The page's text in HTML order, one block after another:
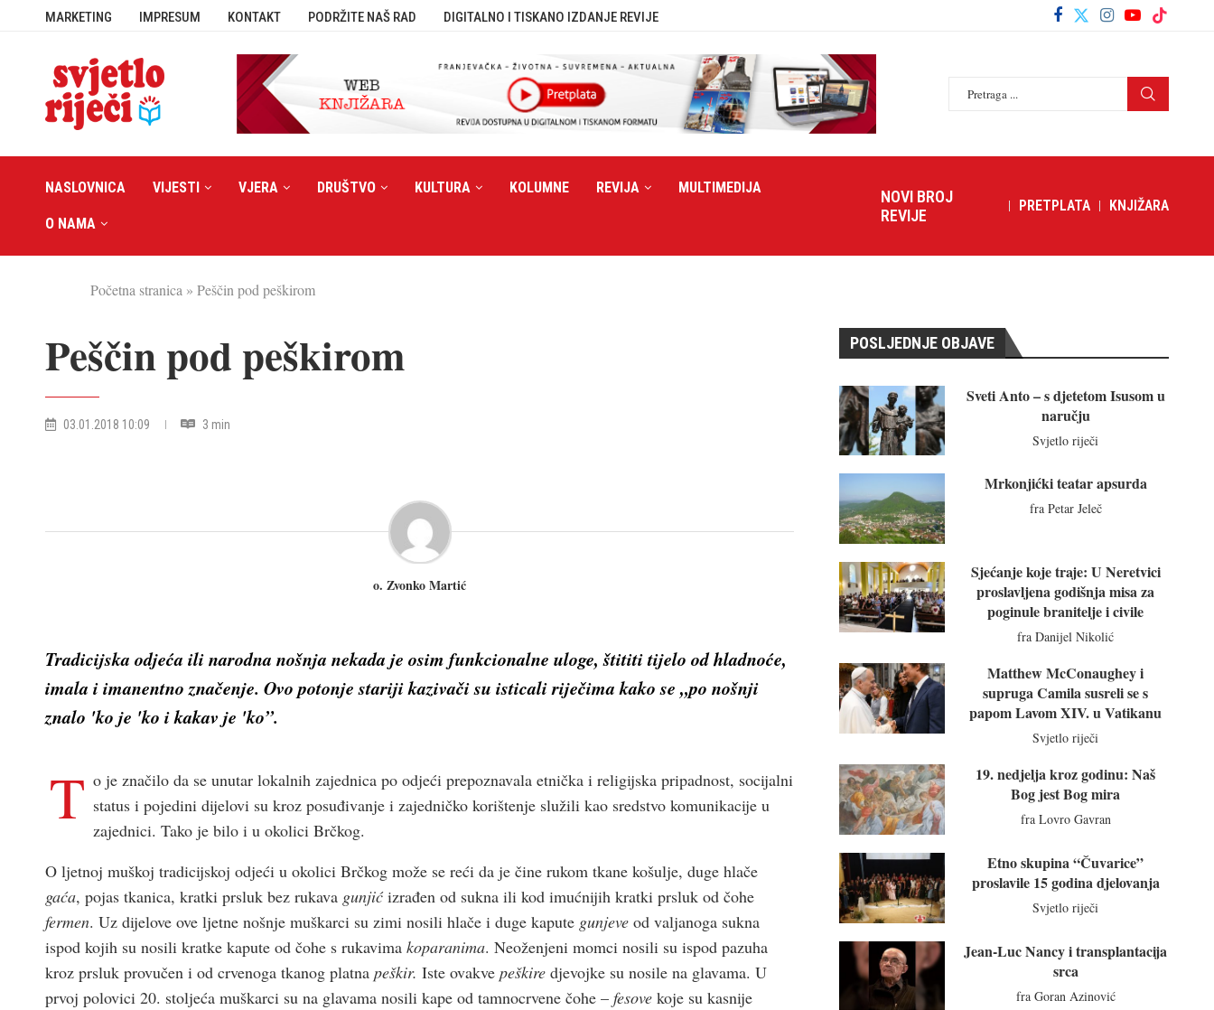
MARKETING IMPRESUM KONTAKT PODRŽITE NAŠ RAD DIGITALNO I TISKANO IZDANJE REVIJE
NASLOVNICA VIJESTI VJERA DRUŠTVO KULTURA KOLUMNE REVIJA MULTIMEDIJA
O NAMA
NOVI BROJ
REVIJE
PRETPLATA KNJIŽARA
Početna stranica » Peščin pod peškirom
Peščin pod peškirom
03.01.2018 10:09 3 min
o. Zvonko Martić
Tradicijska odjeća ili narodna nošnja nekada je osim funkcionalne uloge, štititi tijelo od hladnoće,
imala i imanentno značenje. Ovo potonje stariji kazivači su isticali riječima kako se „po nošnji
znalo 'ko je 'ko i kakav je 'ko”.
T o je značilo da se unutar lokalnih zajednica po odjeći prepoznavala etnička i religijska pripadnost, socijalni
status i pojedini dijelovi su kroz posuđivanje i zajedničko korištenje služili kao sredstvo komunikacije u
zajednici. Tako je bilo i u okolici Brčkog.
O ljetnoj muškoj tradicijskoj odjeći u okolici Brčkog može se reći da je čine rukom tkane košulje, duge hlače
gaća, pojas tkanica, kratki prsluk bez rukava gunjićizrađen od sukna ili kod imućnijih kratki prsluk od čohe
fermen. Uz dijelove ove ljetne nošnje muškarci su zimi nosili hlače i duge kapute gunjeve od valjanoga sukna
ispod kojih su nosili kratke kapute od čohe s rukavima koparanima. Neoženjeni momci nosili su ispod pazuha
kroz prsluk provučen i od crvenoga tkanog platna peškir. Iste ovakve peškire djevojke su nosile na glavama. U
prvoj polovici 20. stoljeća muškarci su na glavama nosili kape od tamnocrvene čohe – fesove koje su kasnije
POSLJEDNJE OBJAVE
Sveti Anto – s djetetom Isusom u
naručju
Svjetlo riječi
Mrkonjićki teatar apsurda
fra Petar Jeleč
Sjećanje koje traje: U Neretvici
proslavljena godišnja misa za
poginule branitelje i civile
fra Danijel Nikolić
Matthew McConaughey i
supruga Camila susreli se s
papom Lavom XIV. u Vatikanu
Svjetlo riječi
19. nedjelja kroz godinu: Naš
Bog jest Bog mira
fra Lovro Gavran
Etno skupina “Čuvarice”
proslavile 15 godina djelovanja
Svjetlo riječi
Jean-Luc Nancy i transplantacija
srca
fra Goran Azinović